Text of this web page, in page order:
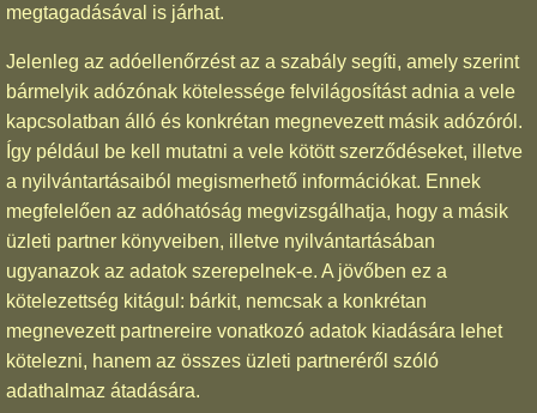
megtagadásával is járhat.
Jelenleg az adóellenőrzést az a szabály segíti, amely szerint
bármelyik adózónak kötelessége felvilágosítást adnia a vele
kapcsolatban álló és konkrétan megnevezett másik adózóról.
Így például be kell mutatni a vele kötött szerződéseket, illetve
a nyilvántartásaiból megismerhető információkat. Ennek
megfelelően az adóhatóság megvizsgálhatja, hogy a másik
üzleti partner könyveiben, illetve nyilvántartásában
ugyanazok az adatok szerepelnek-e. A jövőben ez a
kötelezettség kitágul: bárkit, nemcsak a konkrétan
megnevezett partnereire vonatkozó adatok kiadására lehet
kötelezni, hanem az összes üzleti partneréről szóló
adathalmaz átadására.